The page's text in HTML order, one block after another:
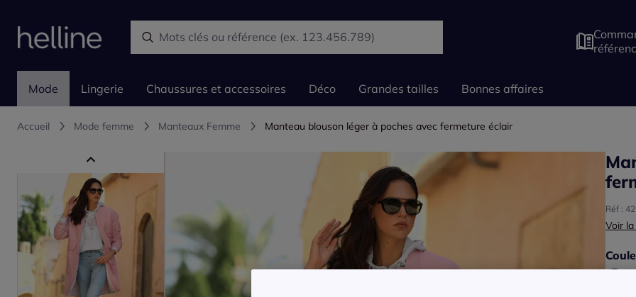
Mode Lingerie Chaussures et accessoires Déco Grandes tailles Bonnes affaires
Accueil Mode femme Manteaux Femme Manteau blouson léger à poches avec fermeture éclair
Réf :
Voir